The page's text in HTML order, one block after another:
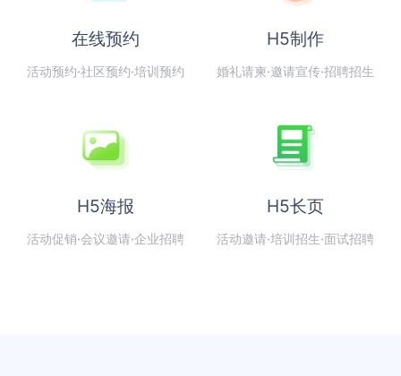
在线预约
活动预约·社区预约·培训预约
H5制作
婚礼请柬·邀请宣传·招聘招生
H5海报
活动促销·会议邀请·企业招聘
H5长页
活动邀请·培训招生·面试招聘